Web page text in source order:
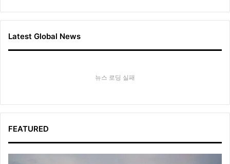
Latest Global News
뉴스 로딩 실패
FEATURED